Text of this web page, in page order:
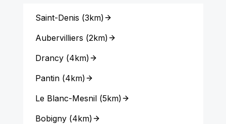
Saint-Denis (3km)
Aubervilliers (2km)
Drancy(4km)
Pantin(4km)
Le Blanc-Mesnil(5km)
Bobigny(4km)